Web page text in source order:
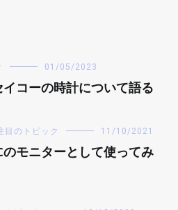
01/05/2023
コーの時計について語る
目のトピック 11/10/2021
モニターとして使ってみ